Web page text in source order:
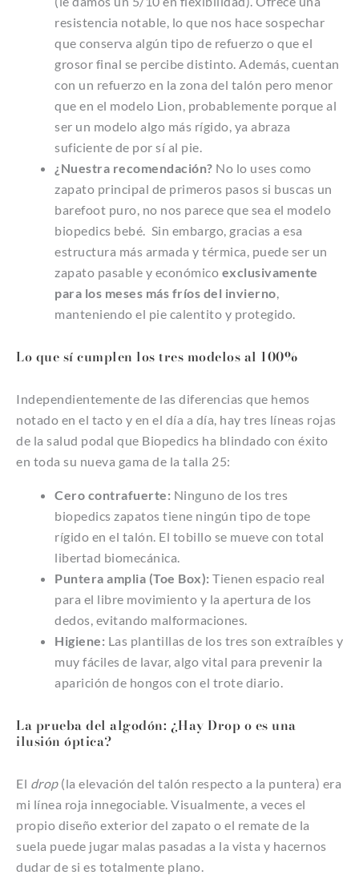
resistencia notable, lo que nos hace sospechar
que conserva algún tipo de refuerzo o que el
grosor final se percibe distinto. Además, cuentan
con un refuerzo en la zona del talón pero menor
que en el modelo Lion, probablemente porque al
ser un modelo algo más rígido, ya abraza
suficiente de por sí al pie.
¿Nuestra recomendación? No lo uses como
zapato principal de primeros pasos si buscas un
barefoot puro, no nos parece que sea el modelo
biopedics bebé. Sin embargo, gracias a esa
estructura más armada y térmica, puede ser un
zapato pasable y económico exclusivamente
para los meses más fríos del invierno,
manteniendo el pie calentito y protegido.
Lo que sí cumplen los tres modelos al 100%
Independientemente de las diferencias que hemos
notado en el tacto y en el día a día, hay tres líneas rojas
de la salud podal que Biopedics ha blindado con éxito
en toda su nueva gama de la talla 25:
Cero contrafuerte: Ninguno de los tres
biopedics zapatos tiene ningún tipo de tope
rígido en el talón. El tobillo se mueve con total
libertad biomecánica.
Puntera amplia (Toe Box): Tienen espacio real
para el libre movimiento y la apertura de los
dedos, evitando malformaciones.
Higiene: Las plantillas de los tres son extraíbles y
muy fáciles de lavar, algo vital para prevenir la
aparición de hongos con el trote diario.
La prueba del algodón: ¿Hay Drop o es una
ilusión óptica?
El drop(la elevación del talón respecto a la puntera) era
mi línea roja innegociable. Visualmente, a veces el
propio diseño exterior del zapato o el remate de la
suela puede jugar malas pasadas a la vista y hacernos
dudar de si es totalmente plano.